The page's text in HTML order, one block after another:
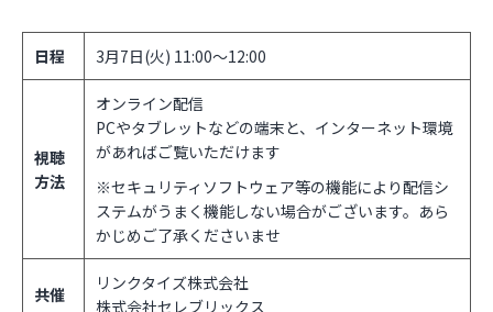
日程 3月7日(火) 11:00～12:00
視聴
方法
オンライン配信
PCやタブレットなどの端末と、インターネット環境
があればご覧いただけます
※セキュリティソフトウェア等の機能により配信シ
ステムがうまく機能しない場合がございます。あら
かじめご了承くださいませ
共催
リンクタイズ株式会社
株式会社セレブリックス